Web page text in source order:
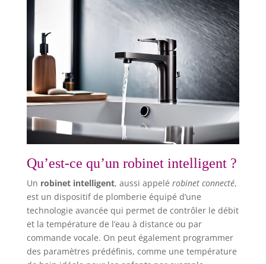
Qu’est-ce qu’un robinet intelligent ?
Un robinet intelligent, aussi appelé robinet connecté,
est un dispositif de plomberie équipé d’une
technologie avancée qui permet de contrôler le débit
et la température de l’eau à distance ou par
commande vocale. On peut également programmer
des paramètres prédéfinis, comme une température